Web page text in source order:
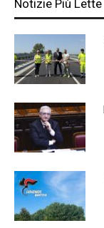
Notizie Più Lette